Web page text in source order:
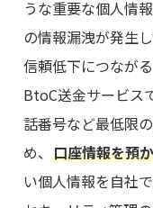
うな重要な個人情
の情報漏洩が発生
信頼低下につなが
BtoC送金サービス
話番号など最低限
め、口座情報を預
い個人情報を自社